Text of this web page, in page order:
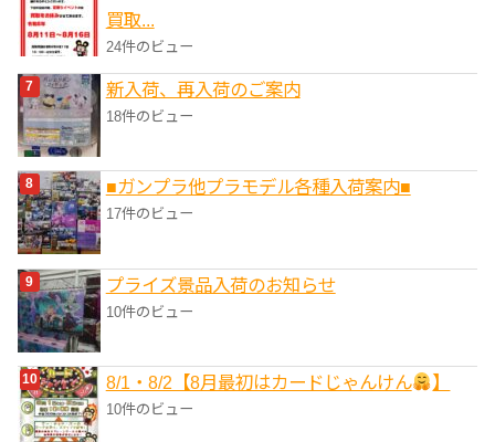
買取...
24件のビュー
新入荷、再入荷のご案内
18件のビュー
■ガンプラ他プラモデル各種入荷案内■
17件のビュー
プライズ景品入荷のお知らせ
10件のビュー
8/1・8/2【8月最初はカードじゃんけん 】
10件のビュー